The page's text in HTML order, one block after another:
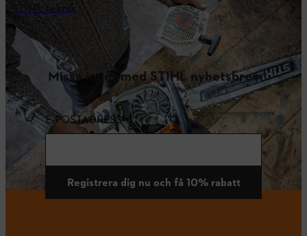
STIHL teknik
Missa inget med STIHL nyhetsbrev
E-POSTADRESS
Registrera dig nu och få 10% rabatt